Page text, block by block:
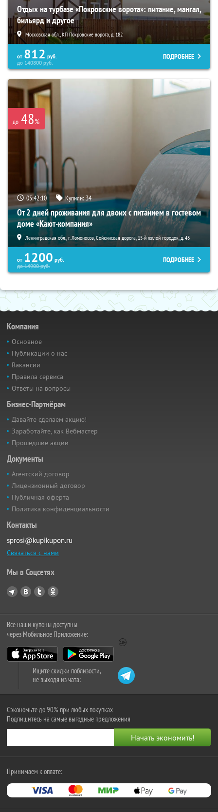
Отдых на турбазе «Покровские ворота»: питание, мангал,
бильярд и другое
Московская обл., КП Покровские ворота, д. 182
от 812 руб.
до140800руб.
ПОДРОБНЕЕ
до 48%
05:42:09 Купили:34
От 2 дней проживания для двоих с питанием в гостевом
доме «Кают-компания»
Ленинградская обл., г. Ломоносов, Сойкинская дорога, 15-й жилой городок, д. 43
от 1200 руб.
до14900руб.
ПОДРОБНЕЕ
Компания
Основное
Публикации о нас
Вакансии
Правила сервиса
Ответы на вопросы
Бизнес-Партнёрам
Давайте сделаем акцию!
Заработайте, как Вебмастер
Прошедшие акции
Документы
Агентский договор
Лицензионный договор
Публичная оферта
Политика конфиденциальности
Контакты
sprosi@kupikupon.ru
Связаться с нами
Мы в Соцсетях
Все наши купоны доступны
через Мобильное Приложение:
Ищите скидки поблизости,
не выходя из чата:
Сэкономьте до 90% при любых покупках
Подпишитесь на самые выгодные предложения
Принимаем к оплате: